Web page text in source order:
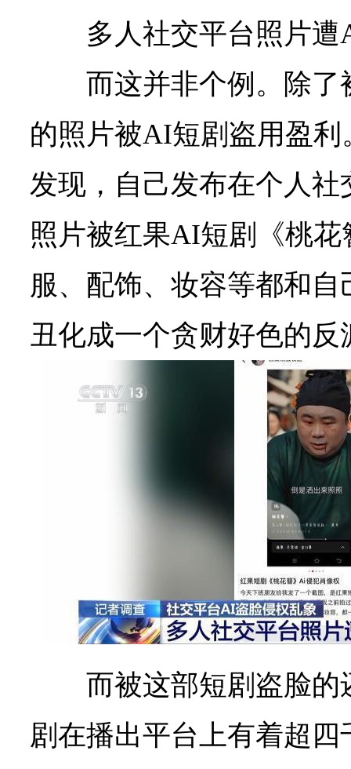
多人社交平台照片
而这并非个例。除了
的照片被AI短剧盗用盈
发现，自己发布在个人
照片被红果AI短剧《桃
服、配饰、妆容等都和
丑化成一个贪财好色的反
而被这部短剧盗脸
剧在播出平台上有着超